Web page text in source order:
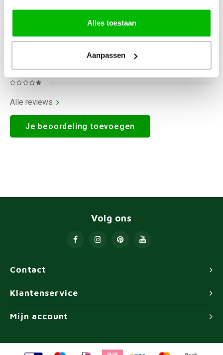
Alles toestaan
Aanpassen
Alle reviews
Je beoordeling toevoegen
Contact
Volg ons
Klantenservice
Mijn account